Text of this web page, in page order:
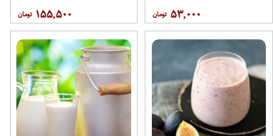
۵۳,۰۰۰ ۱۵۵,۵۰۰